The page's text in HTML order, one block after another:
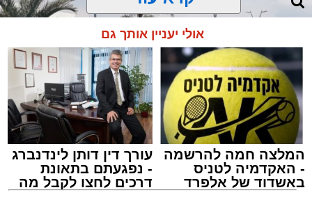
אולי יעניין אותך גם
המלצה חמה להרשמה
- האקדמיה לטניס
באשדוד של אלפרד
עורך דין דותן לינדנברג
- נפגעתם בתאונת
דרכים לחצו לקבל מה